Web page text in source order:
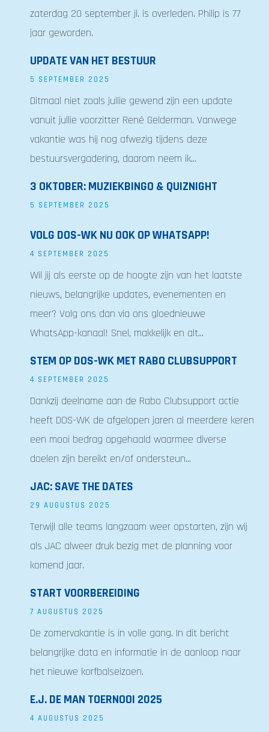
zaterdag 20 september jl. is overleden. Philip is 77
jaar geworden.
UPDATE VAN HET BESTUUR
5 SEPTEMBER 2025
Ditmaal niet zoals jullie gewend zijn een update
vanuit jullie voorzitter René Gelderman. Vanwege
vakantie was hij nog afwezig tijdens deze
bestuursvergadering, daarom neem ik...
3 OKTOBER: MUZIEKBINGO & QUIZNIGHT
5 SEPTEMBER 2025
VOLG DOS-WK NU OOK OP WHATSAPP!
4 SEPTEMBER 2025
Wil jij als eerste op de hoogte zijn van het laatste
nieuws, belangrijke updates, evenementen en
meer? Volg ons dan via ons gloednieuwe
WhatsApp-kanaal! Snel, makkelijk en alt...
STEM OP DOS-WK MET RABO CLUBSUPPORT
4 SEPTEMBER 2025
Dankzij deelname aan de Rabo Clubsupport actie
heeft DOS-WK de afgelopen jaren al meerdere keren
een mooi bedrag opgehaald waarmee diverse
doelen zijn bereikt en/of ondersteun...
JAC: SAVE THE DATES
29 AUGUSTUS 2025
Terwijl alle teams langzaam weer opstarten, zijn wij
als JAC alweer druk bezig met de planning voor
komend jaar.
START VOORBEREIDING
7 AUGUSTUS 2025
De zomervakantie is in volle gang. In dit bericht
belangrijke data en informatie in de aanloop naar
het nieuwe korfbalseizoen.
E.J. DE MAN TOERNOOI 2025
4 AUGUSTUS 2025